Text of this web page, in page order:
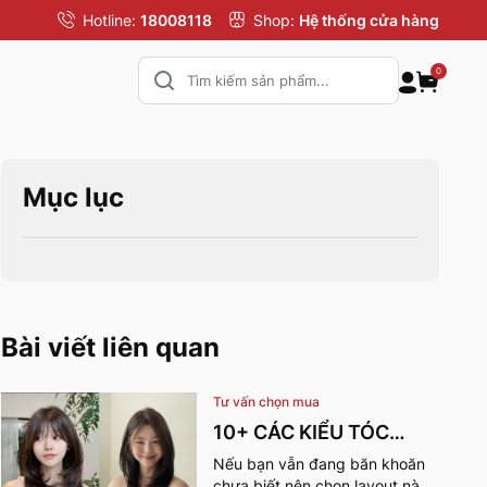
Hotline: 18008118 Shop: Hệ thống cửa hàng
0
Mục lục
Bài viết liên quan
Tư vấn chọn mua
10+ CÁC KIỂU TÓC
MÙA HÈ CHO NỮ CỰC
Nếu bạn vẫn đang băn khoăn